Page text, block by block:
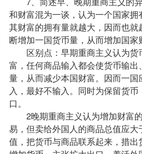
和财富混为一谈，认为一个国家拥
其财富的拥有量就越大，因而也就
断增加一国货币量，从而增加国家
区别点：早期重商主义认为货
富，任何商品输入都会使货币输
量，从而减少本国财富。因而一国
入，最好不输入。同时为保留货
口。
2晚期重商主义认为增加财富
易，但卖给外国人的商品总值应大
值，把货币与商品联系起来，措出